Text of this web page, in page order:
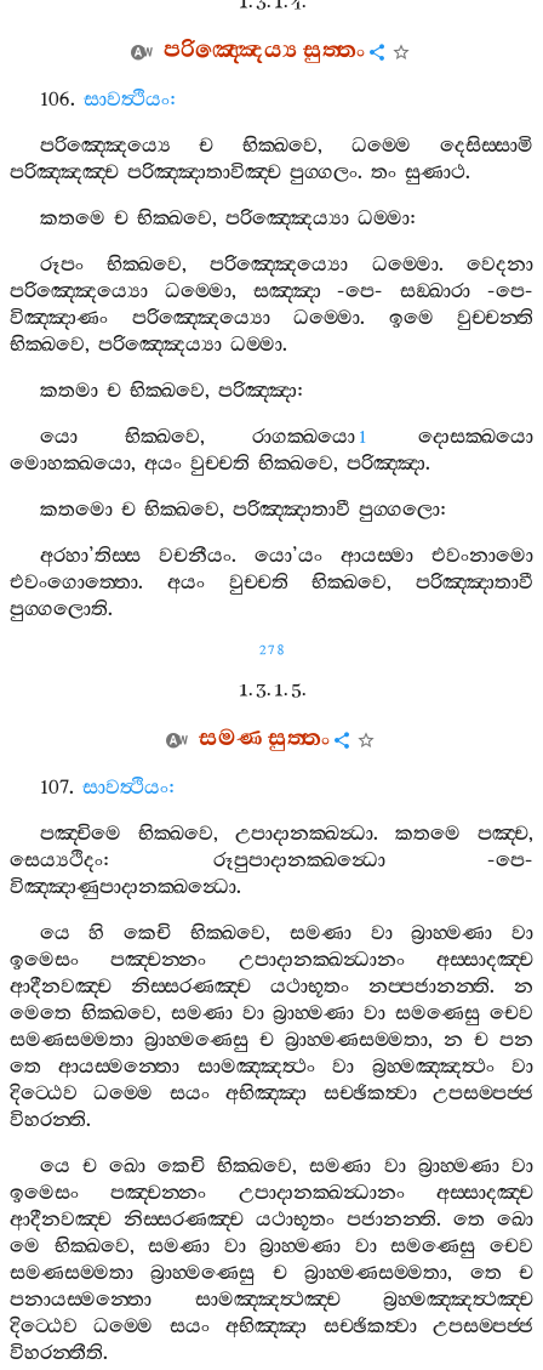
පරිඤ‍්ඤෙය්‍යසුත‍්තං
106. සාවත්‍ථියං:
පරිඤ‍්ඤෙය්‍යෙ
ච භික‍්ඛවෙ,ධම‍්මෙ
දෙසිස‍්සාමි
පරිඤ‍්ඤඤ‍්ච පරිඤ‍්ඤාතාවිඤ‍්ච පුග‍්ගලං. තං සුණාථ.
කතමෙ ච භික‍්ඛවෙ, පරිඤ‍්ඤෙය්‍යා ධම‍්මා:
රූපං
භික‍්ඛවෙ,පරිඤ‍්ඤෙය්‍යො ධම‍්මො. වෙදනා
පරිඤ‍්ඤෙය්‍යො
ධම‍්මො, සඤ‍්ඤා -පෙ-සඞ‍්ඛාරා -පෙ-
විඤ‍්ඤාණං
පරිඤ‍්ඤෙය්‍යො ධම‍්මො. ඉමෙ
වුච‍්චන‍්ති
භික‍්ඛවෙ, පරිඤ‍්ඤෙය්‍යා ධම‍්මා.
කතමා ච භික‍්ඛවෙ, පරිඤ‍්ඤා:
යො
භික‍්ඛවෙ, රාගක‍්ඛයො 1
දොසක‍්ඛයො
මොහක‍්ඛයො, අයං වුච‍්චති භික‍්ඛවෙ, පරිඤ‍්ඤා.
කතමො ච භික‍්ඛවෙ, පරිඤ‍්ඤාතාවී පුග‍්ගලො:
අරහා’තිස‍්ස වචනීයං. යො’යං ආයස‍්මා
එවංනාමො
එවංගොත‍්තො. අයං වුච‍්චති භික‍්ඛවෙ, පරිඤ‍්ඤාතාවී
පුග‍්ගලොති.
278
1. 3. 1. 5.
සමණසුත‍්තං
107. සාවත්‍ථියං:
පඤ‍්චිමෙ
භික‍්ඛවෙ, උපාදානක‍්ඛන්‍ධා. කතමෙ පඤ‍්ච,
සෙය්‍යථිදං: රූපුපාදානක‍්ඛන්‍ධො-පෙ-
විඤ‍්ඤාණුපාදානක‍්ඛන්‍ධො.
යෙ
හි කෙචි භික‍්ඛවෙ, සමණා වා බ්‍රාහ‍්මණා
වා
ඉමෙසං
පඤ‍්චන‍්නං උපාදානක‍්ඛන්‍ධානං
අස‍්සාදඤ‍්ච
ආදීනවඤ‍්ච
නිස‍්සරණඤ‍්ච යථාභූතං නප‍්පජානන‍්ති. න
මෙතෙ භික‍්ඛවෙ, සමණා වා බ්‍රාහ‍්මණා වා සමණෙසු චෙව
සමණසම‍්මතා බ්‍රාහ‍්මණෙසු ච බ්‍රාහ‍්මණසම‍්මතා, න ච පන
තෙ
ආයස‍්මන‍්තො සාමඤ‍්ඤත්‍ථං වා බ්‍රහ‍්මඤ‍්ඤත්‍ථං
වා
දිට‍්ඨෙව
ධම‍්මෙ සයං අභිඤ‍්ඤා සච‍්ඡිකත්‍වා
උපසම‍්පජ‍්ජ
විහරන‍්ති.
යෙ ච ඛො කෙචි භික‍්ඛවෙ,සමණා වා බ්‍රාහ‍්මණා වා
ඉමෙසං
පඤ‍්චන‍්නං උපාදානක‍්ඛන්‍ධානං
අස‍්සාදඤ‍්ච
ආදීනවඤ‍්ච නිස‍්සරණඤ‍්ච යථාභූතං පජානන‍්ති. තෙ ඛො
මෙ
භික‍්ඛවෙ,සමණා වා බ්‍රාහ‍්මණා වා සමණෙසු
චෙව
සමණසම‍්මතා
බ්‍රාහ‍්මණෙසු ච බ්‍රාහ‍්මණසම‍්මතා, තෙ
ච
පනායස‍්මන‍්තො
සාමඤ‍්ඤත්‍ථඤ‍්ච
බ්‍රහ‍්මඤ‍්ඤත්‍ථඤ‍්ච
දිට‍්ඨෙව
ධම‍්මෙ සයං අභිඤ‍්ඤා සච‍්ඡිකත්‍වා
උපසම‍්පජ‍්ජ
විහරන‍්තීති.